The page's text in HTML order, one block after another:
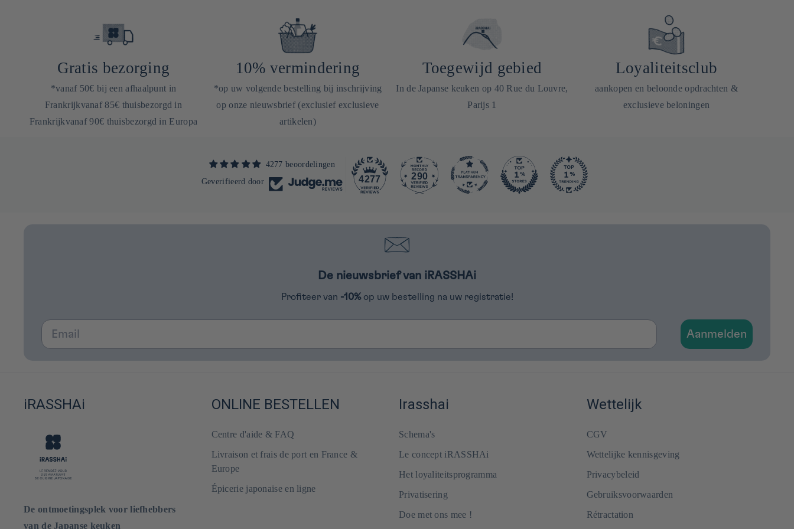
Gratis bezorging
*vanaf 50€ bij een afhaalpunt in
Frankrijkvanaf 85€ thuisbezorgd in
Frankrijkvanaf 90€ thuisbezorgd in Europa
10% vermindering
*op uw volgende bestelling bij inschrijving
op onze nieuwsbrief (exclusief exclusieve
artikelen)
Toegewijd gebied
In de Japanse keuken op 40 Rue du Louvre,
Parijs 1
Loyaliteitsclub
aankopen en beloonde opdrachten &
exclusieve beloningen
4277 beoordelingen
Geverifieerd door
4277 290
De nieuwsbrief van iRASSHAi
Profiteer van -10% op uw bestelling na uw registratie!
Email
Aanmelden
iRASSHAi
De ontmoetingsplek voor liefhebbers
van de Japanse keuken
ONLINE BESTELLEN
Centre d'aide & FAQ
Livraison et frais de port en France &
Europe
Épicerie japonaise en ligne
Irasshai
Schema's
Le concept iRASSHAi
Het loyaliteitsprogramma
Privatisering
Doe met ons mee !
Wettelijk
CGV
Wettelijke kennisgeving
Privacybeleid
Gebruiksvoorwaarden
Rétractation